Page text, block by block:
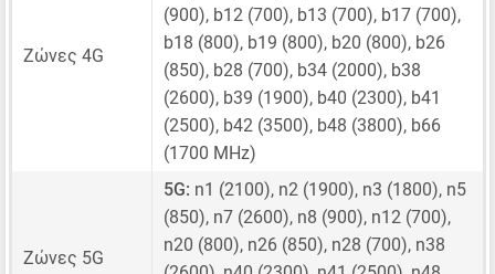
Ζώνες 4G
(900), b12 (700), b13 (700), b17 (700),
b18 (800), b19 (800), b20 (800), b26
(850), b28 (700), b34 (2000), b38
(2600), b39 (1900), b40 (2300), b41
(2500), b42 (3500), b48 (3800), b66
(1700 MHz)
Ζώνες 5G
5G: n1 (2100), n2 (1900), n3 (1800), n5
(850), n7 (2600), n8 (900), n12 (700),
n20 (800), n26 (850), n28 (700), n38